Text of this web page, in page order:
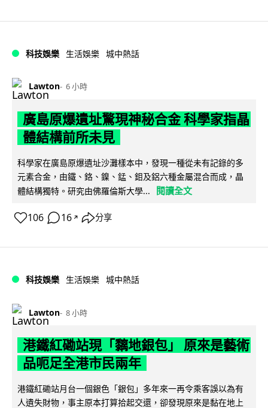
科技娛樂 生活娛樂 城中熱話
Lawton 6 小時
廣島原爆遺址驚現神秘合金 科學家指晶
體結構前所未見
科學家在廣島原爆遺址沙灘樣本中，發現一種從未有記錄的多
元素合金，由鐵、鉻、鎳、錳、鉬及鋁六種金屬混合而成，晶
體結構獨特。研究由佛羅倫斯大學...
閱讀全文
106 16 ↗ 分享
科技娛樂 生活娛樂 城中熱話
Lawton 8 小時
港鐵紅磡站現「黐地銀包」 原來是藝術
品呃足全港市民兩年
港鐵紅磡站月台一個銀色「銀包」多年來一再令乘客誤以為有
人遺失財物，事主原本打算拾起交還，卻發現原來是黏在地上